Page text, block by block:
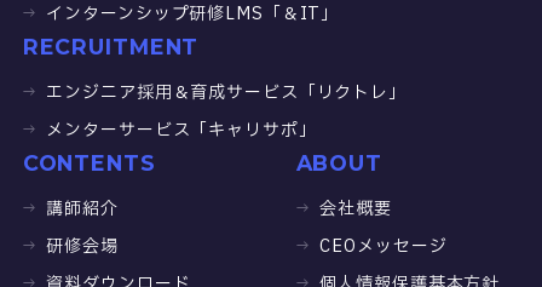
インターンシップ研修LMS「＆IT」
RECRUITMENT
エンジニア採用＆育成サービス「リクトレ」
メンターサービス「キャリサポ」
CONTENTS
講師紹介
研修会場
ABOUT
会社概要
CEOメッセージ